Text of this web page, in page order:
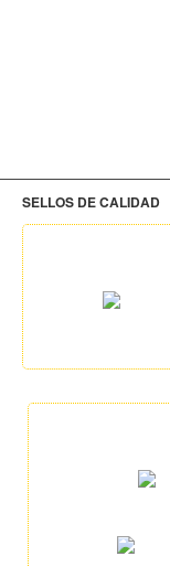
SELLOS DE CALIDAD